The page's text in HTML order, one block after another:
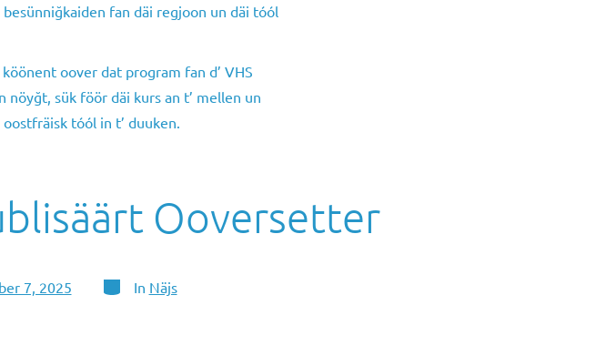
fan däi regjoon un däi tóól
oover dat program fan d’ VHS
sük föör däi kurs an t’ mellen un
tóól in t’ duuken.
Ooversetter
7, 2025 Categories
In Näjs